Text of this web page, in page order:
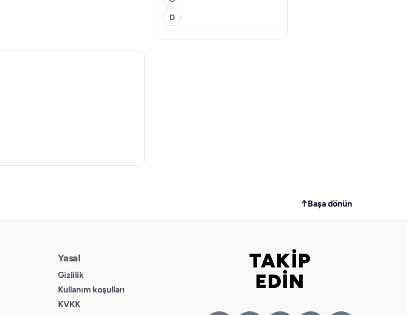
D
↑Başa dönün
Yasal
Gizlilik
Kullanım koşulları
KVKK
Bizi takip edin
TAKİP
EDİN